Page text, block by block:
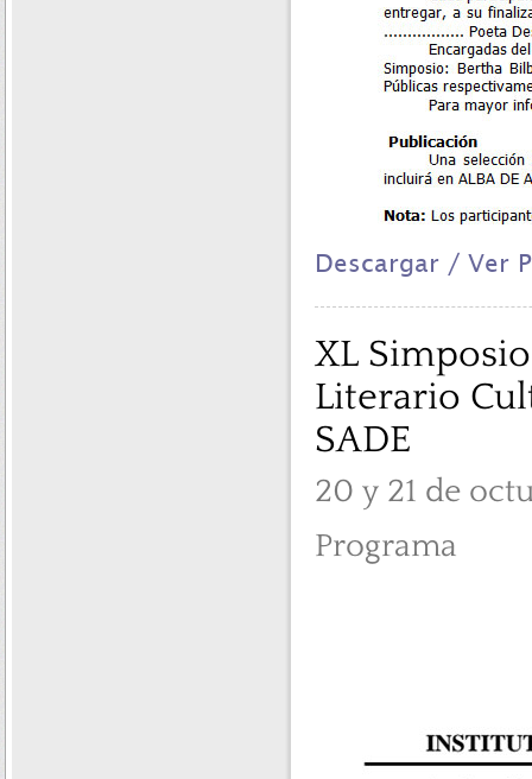
Descargar / Ver
XL
Literario
SADE
20 y 21 de
Programa